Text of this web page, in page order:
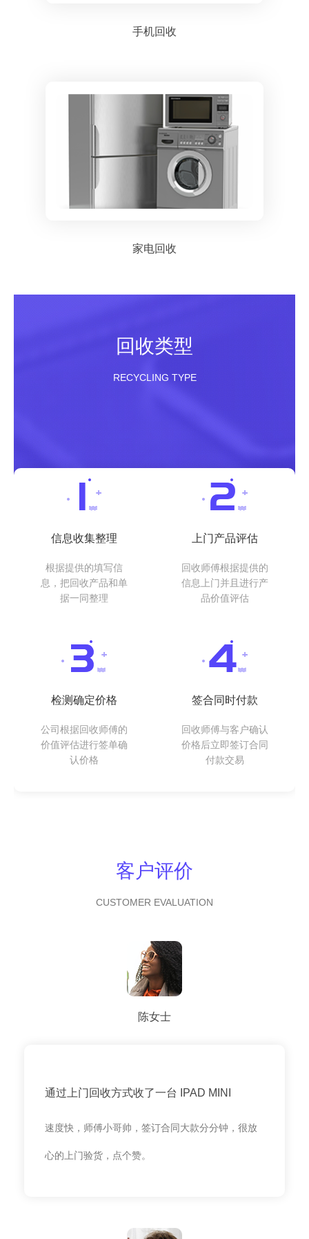
手机回收
家电回收
回收类型
RECYCLING TYPE
信息收集整理
根据提供的填写信
息，把回收产品和单
据一同整理
上门产品评估
回收师傅根据提供的
信息上门并且进行产
品价值评估
检测确定价格
公司根据回收师傅的
价值评估进行签单确
认价格
签合同时付款
回收师傅与客户确认
价格后立即签订合同
付款交易
客户评价
CUSTOMER EVALUATION
陈女士
通过上门回收方式收了一台 IPAD MINI
速度快，师傅小哥帅，签订合同大款分分钟，很放
心的上门验货，点个赞。